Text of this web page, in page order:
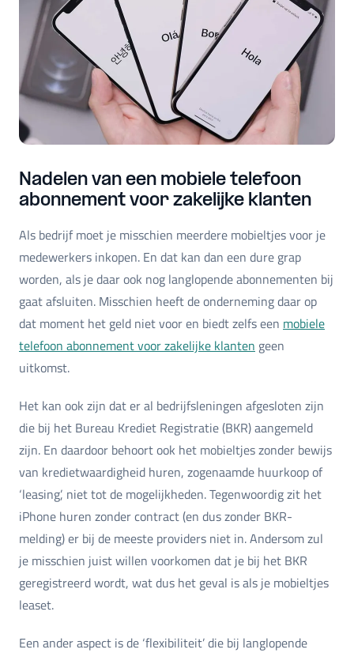
Nadelen van een mobiele telefoon
abonnement voor zakelijke klanten
Als bedrijf moet je misschien meerdere mobieltjes voor je
medewerkers inkopen. En dat kan dan een dure grap
worden, als je daar ook nog langlopende abonnementen bij
gaat afsluiten. Misschien heeft de onderneming daar op
dat moment het geld niet voor en biedt zelfs een mobiele
telefoon abonnement voor zakelijke klanten geen
uitkomst.
Het kan ook zijn dat er al bedrijfsleningen afgesloten zijn
die bij het Bureau Krediet Registratie (BKR) aangemeld
zijn. En daardoor behoort ook het mobieltjes zonder bewijs
van kredietwaardigheid huren, zogenaamde huurkoop of
‘leasing’, niet tot de mogelijkheden. Tegenwoordig zit het
iPhone huren zonder contract (en dus zonder BKR-
melding) er bij de meeste providers niet in. Andersom zul
je misschien juist willen voorkomen dat je bij het BKR
geregistreerd wordt, wat dus het geval is als je mobieltjes
leaset.
Een ander aspect is de ‘flexibiliteit’ die bij langlopende